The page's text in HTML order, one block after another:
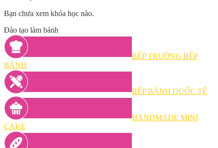
Bạn chưa xem khóa học nào.
Đào tạo làm bánh
BẾP TRƯỞNG BẾP
BÁNH
BẾP BÁNH QUỐC TẾ
HANDMADE MINI
CAKE